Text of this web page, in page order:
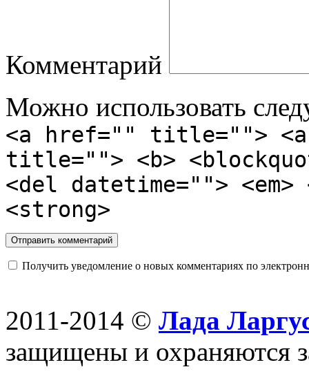
Комментарий
Можно использовать
<a href="" title="">
title=""> <b>
<del datetime="">
<strong>
Получить уведомление о новых комментариях по
2011-2014 © Лада
защищены и охраняются